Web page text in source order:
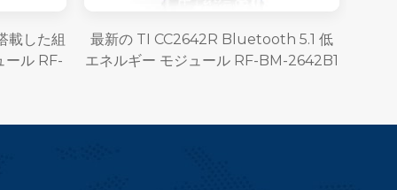
載した組
ル RF-
最新の TI CC2642R Bluetooth 5.1 低
エネルギー モジュール RF-BM-2642B1